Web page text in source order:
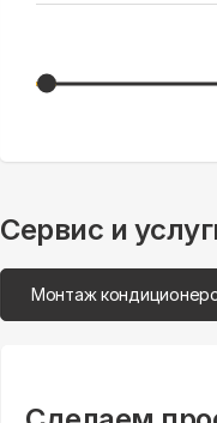
Сервис и
Монтаж